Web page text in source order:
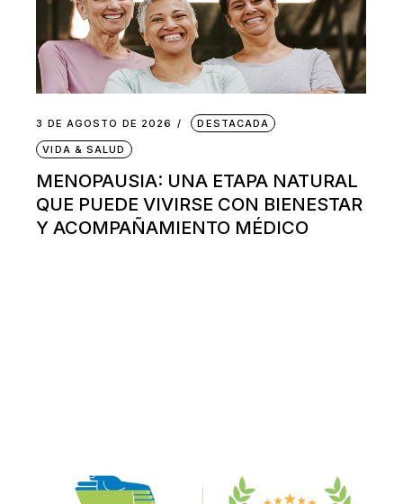
3 DE AGOSTO DE 2026 DESTACADA
VIDA & SALUD
MENOPAUSIA: UNA ETAPA NATURAL
QUE PUEDE VIVIRSE CON BIENESTAR
Y ACOMPAÑAMIENTO MÉDICO